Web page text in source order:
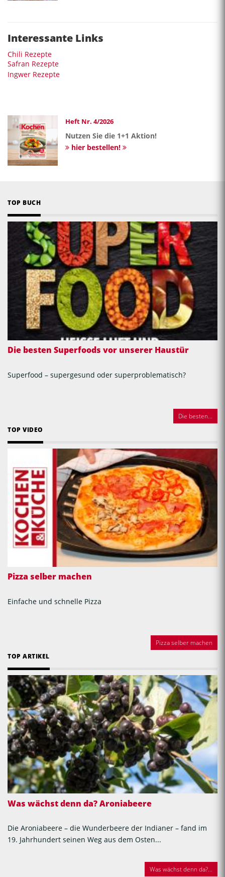
Interessante Links
Chili Rezepte
Safran Rezepte
Ingwer Rezepte
Heft Nr. 4/2026
Nutzen Sie die 1+1 Aktion!
hier bestellen!
TOP BUCH
Die besten Superfoods vor unserer Haustür
Superfood – supergesund oder superproblematisch?
Die besten...
TOP VIDEO
Pizza selber machen
Einfache und schnelle Pizza
Pizza selber machen
TOP ARTIKEL
Was wächst denn da? Aroniabeere
Die Aroniabeere – die Wunderbeere der Indianer – fand im
19. Jahrhundert seinen Weg aus dem Osten...
Was wächst denn da?...